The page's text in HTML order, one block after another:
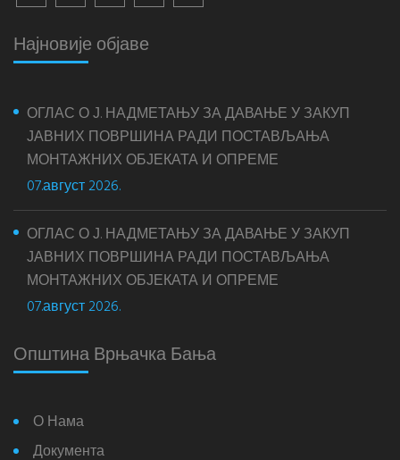
Најновије објаве
ОГЛАС О Ј. НАДМЕТАЊУ ЗА ДАВАЊЕ У ЗАКУП
ЈАВНИХ ПОВРШИНА РАДИ ПОСТАВЉАЊА
МОНТАЖНИХ ОБЈЕКАТА И ОПРЕМЕ
07.август 2026.
ОГЛАС О Ј. НАДМЕТАЊУ ЗА ДАВАЊЕ У ЗАКУП
ЈАВНИХ ПОВРШИНА РАДИ ПОСТАВЉАЊА
МОНТАЖНИХ ОБЈЕКАТА И ОПРЕМЕ
07.август 2026.
Општина Врњачка Бања
О Нама
Документа